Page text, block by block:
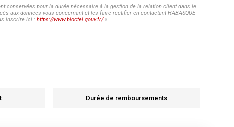
conservées pour la durée nécessaire à la gestion de la relation client dans le
aux données vous concernant et les faire rectifier en contactant HABASQUE
inscrire ici : https://www.bloctel.gouv.fr/»
Durée de remboursements